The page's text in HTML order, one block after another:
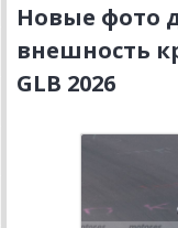
Новые фото
внешность
GLB 2026